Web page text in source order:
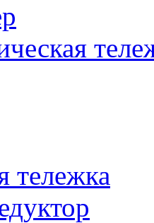
тележка